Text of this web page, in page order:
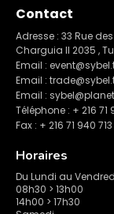
Contact
Adresse : 33 Rue
Charguia II 2035 ,
Email :
Email :
Email :
Téléphone : + 216 71
Fax : + 216 71 940 713
Horaires
Du Lundi au
08h30 > 13h00
14h00 > 17h30